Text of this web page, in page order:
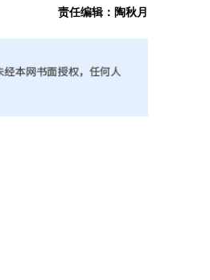
责任编辑：陶秋月